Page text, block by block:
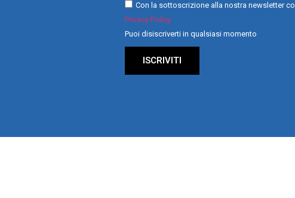
Con la sottoscrizione alla nostra newsletter
Privacy Policy
Puoi disiscriverti in qualsiasi momento
ISCRIVITI